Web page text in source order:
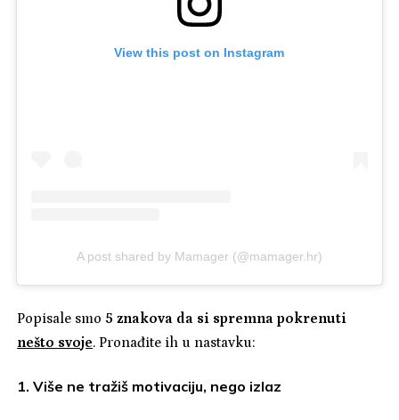
View this post on Instagram
A post shared by Mamager (@mamager.hr)
Popisale smo 5 znakova da si spremna pokrenuti
nešto svoje. Pronađite ih u nastavku:
1. Više ne tražiš motivaciju, nego izlaz